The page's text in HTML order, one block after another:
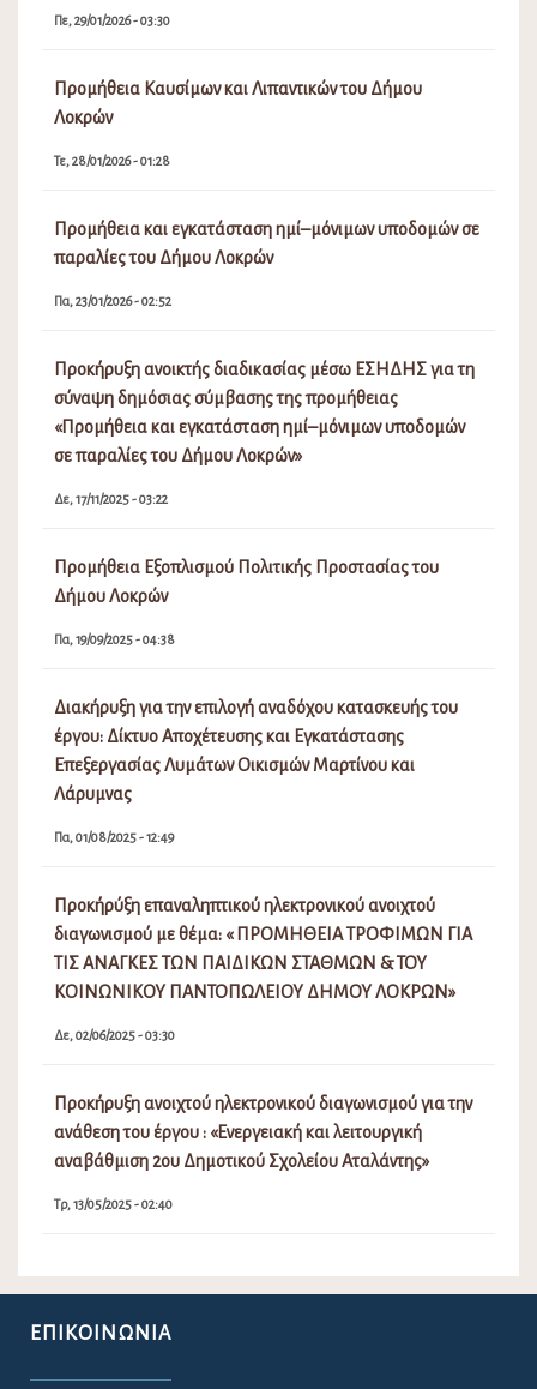
Πε, 29/01/2026 - 03:30
Προμήθεια Καυσίμων και Λιπαντικών του Δήμου
Λοκρών
Τε, 28/01/2026 - 01:28
Προμήθεια και εγκατάσταση ημί–μόνιμων υποδομών σε
παραλίες του Δήμου Λοκρών
Πα, 23/01/2026 - 02:52
Προκήρυξη ανοικτής διαδικασίας μέσω ΕΣΗΔΗΣ για τη
σύναψη δημόσιας σύμβασης της προμήθειας
«Προμήθεια και εγκατάσταση ημί–μόνιμων υποδομών
σε παραλίες του Δήμου Λοκρών»
Δε, 17/11/2025 - 03:22
Προμήθεια Εξοπλισμού Πολιτικής Προστασίας του
Δήμου Λοκρών
Πα, 19/09/2025 - 04:38
Διακήρυξη για την επιλογή αναδόχου κατασκευής του
έργου: Δίκτυο Αποχέτευσης και Εγκατάστασης
Επεξεργασίας Λυμάτων Οικισμών Μαρτίνου και
Λάρυμνας
Πα, 01/08/2025 - 12:49
Προκήρύξη επαναληπτικού ηλεκτρονικού ανοιχτού
διαγωνισμού με θέμα: « ΠΡΟΜΗΘΕΙΑ ΤΡΟΦΙΜΩΝ ΓΙΑ
ΤΙΣ ΑΝΑΓΚΕΣ ΤΩΝ ΠΑΙΔΙΚΩΝ ΣΤΑΘΜΩΝ & ΤΟΥ
ΚΟΙΝΩΝΙΚΟΥ ΠΑΝΤΟΠΩΛΕΙΟΥ ΔΗΜΟΥ ΛΟΚΡΩΝ»
Δε, 02/06/2025 - 03:30
Προκήρυξη ανοιχτού ηλεκτρονικού διαγωνισμού για την
ανάθεση του έργου : «Ενεργειακή και λειτουργική
αναβάθμιση 2ου Δημοτικού Σχολείου Αταλάντης»
Τρ, 13/05/2025 - 02:40
ΕΠΙΚΟΙΝΩΝΊΑ